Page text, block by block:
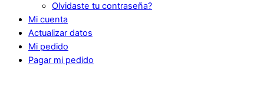
Olvidaste tu contraseña?
Mi cuenta
Actualizar datos
Mi pedido
Pagar mi pedido